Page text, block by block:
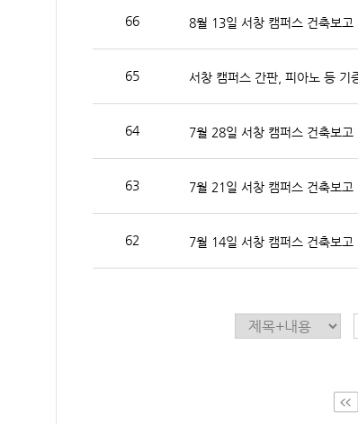
66 8월 13일 서창 캠퍼스 건축보고
65 서창 캠퍼스 간판, 피아노 등 기
64 7월 28일 서창 캠퍼스 건축보고
63 7월 21일 서창 캠퍼스 건축보고
62 7월 14일 서창 캠퍼스 건축보고